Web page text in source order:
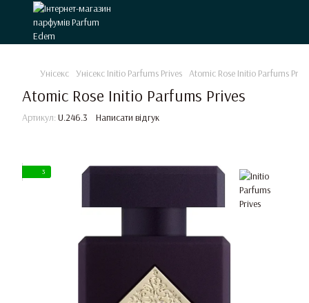
Унісекс Унісекс Initio Parfums Prives Atomic Rose Initio Parfums
Atomic Rose Initio Parfums Prives
Артикул: U.246.3 Написати відгук
3